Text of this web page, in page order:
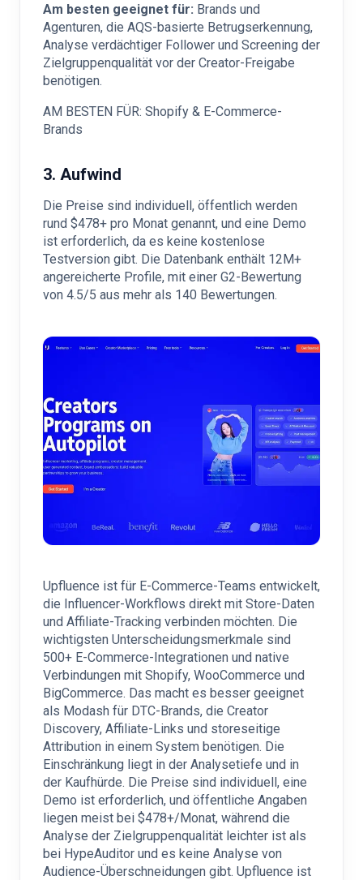
Am besten geeignet für: Brands und
Agenturen, die AQS-basierte Betrugserkennung,
Analyse verdächtiger Follower und Screening der
Zielgruppenqualität vor der Creator-Freigabe
benötigen.
AM BESTEN FÜR: Shopify & E-Commerce-
Brands
3. Aufwind
Die Preise sind individuell, öffentlich werden
rund $478+ pro Monat genannt, und eine Demo
ist erforderlich, da es keine kostenlose
Testversion gibt. Die Datenbank enthält 12M+
angereicherte Profile, mit einer G2-Bewertung
von 4.5/5 aus mehr als 140 Bewertungen.
Upfluence ist für E-Commerce-Teams entwickelt,
die Influencer-Workflows direkt mit Store-Daten
und Affiliate-Tracking verbinden möchten. Die
wichtigsten Unterscheidungsmerkmale sind
500+ E-Commerce-Integrationen und native
Verbindungen mit Shopify, WooCommerce und
BigCommerce. Das macht es besser geeignet
als Modash für DTC-Brands, die Creator
Discovery, Affiliate-Links und storeseitige
Attribution in einem System benötigen. Die
Einschränkung liegt in der Analysetiefe und in
der Kaufhürde. Die Preise sind individuell, eine
Demo ist erforderlich, und öffentliche Angaben
liegen meist bei $478+/Monat, während die
Analyse der Zielgruppenqualität leichter ist als
bei HypeAuditor und es keine Analyse von
Audience-Überschneidungen gibt. Upfluence ist